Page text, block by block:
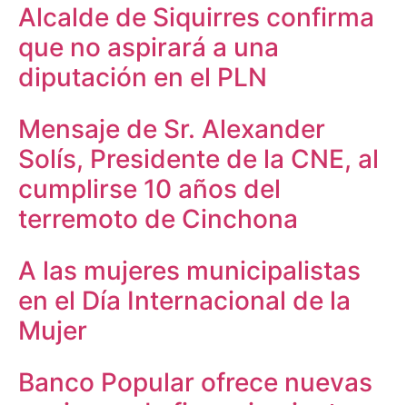
Alcalde de Siquirres confirma
que no aspirará a una
diputación en el PLN
Mensaje de Sr. Alexander
Solís, Presidente de la CNE, al
cumplirse 10 años del
terremoto de Cinchona
A las mujeres municipalistas
en el Día Internacional de la
Mujer
Banco Popular ofrece nuevas